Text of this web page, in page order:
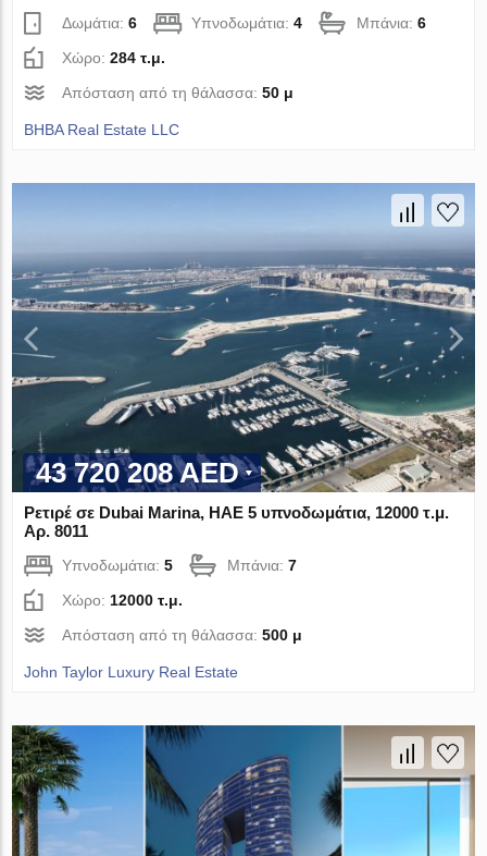
Δωμάτια:6 Υπνοδωμάτια:4 Μπάνια:6
Χώρο:284 τ.μ.
Απόσταση από τη θάλασσα:50 μ
BHBA Real Estate LLC
43 720 208 AED
Ρετιρέ σε Dubai Marina, ΗΑΕ 5 υπνοδωμάτια, 12000 τ.μ.
Αρ. 8011
Υπνοδωμάτια:5 Μπάνια:7
Χώρο: 12000 τ.μ.
Απόσταση από τη θάλασσα:500 μ
John Taylor Luxury Real Estate